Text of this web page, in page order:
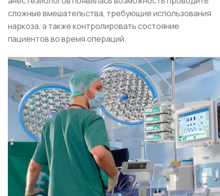
сложные вмешательства, требующие использования
наркоза, а также контролировать состояние
пациентов во время операций.